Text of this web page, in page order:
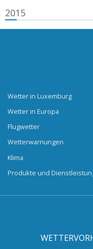
2015
Wetter in Luxemburg
Wetter in Europa
Flugwetter
Wetterwarnungen
Klima
Produkte und